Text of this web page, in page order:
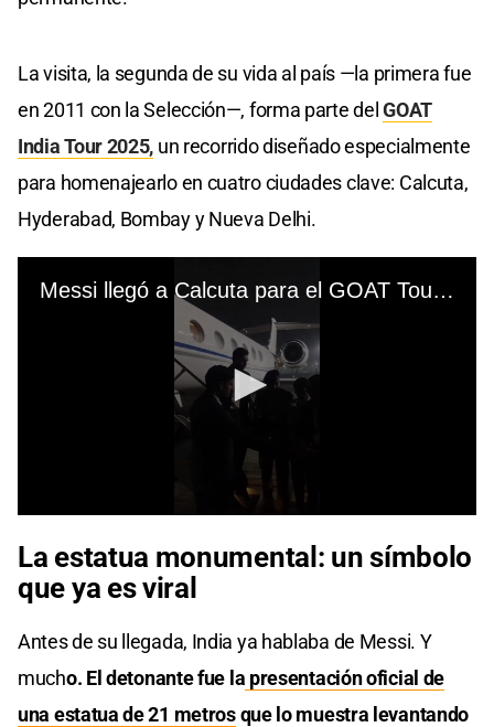
La visita, la segunda de su vida al país —la primera fue
en 2011 con la Selección—, forma parte delGOAT
India Tour 2025, un recorrido diseñado especialmente
para homenajearlo en cuatro ciudades clave: Calcuta,
Hyderabad, Bombay y Nueva Delhi.
La estatua monumental: un símbolo
que ya es viral
Antes de su llegada, India ya hablaba de Messi. Y
mucho. El detonante fue la presentación oficial de
una estatua de 21 metrosque lo muestra levantando